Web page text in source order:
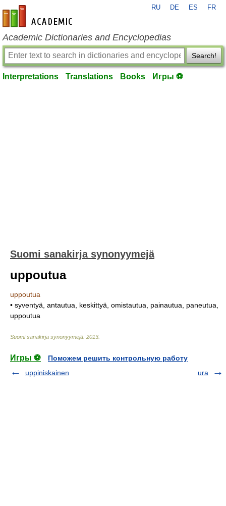
en-academic.com
RU DE ES FR
Academic Dictionaries and Encyclopedias
Search!
Interpretations Translations Books Игры ⚽
Suomi sanakirja synonyymejä
uppoutua
uppoutua
• syventyä, antautua, keskittyä, omistautua, painautua, paneutua,
uppoutua
Suomi sanakirja synonyymejä 2013
Игры ⚽
Поможем решить контрольную работу
uppiniskainen
ura